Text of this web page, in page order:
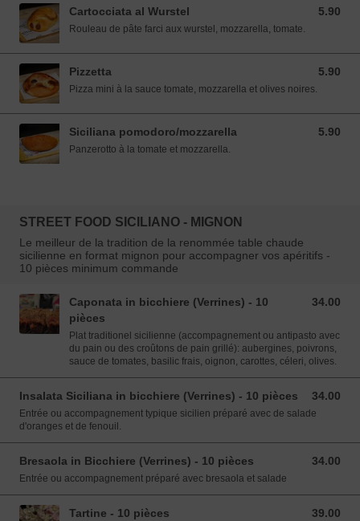
Cartocciata al Wurstel 5.90
5.90 EUR
Rouleau de pâte farci aux wurstel, mozzarella, tomate.
Pizzetta 5.90
5.90 EUR
Pizza mini à la sauce tomate, mozzarella et olives noires.
Siciliana pomodoro/mozzarella 5.90
5.90 EUR
Panzerotto à la tomate et mozzarella.
STREET FOOD SICILIANO - MIGNON
Le meilleur de la tradition de la renommée table chaude
sicilienne en format mignon pour accompagner vos apéritifs -
10 pièces minimum commande
Caponata in bicchiere (Verrines) - 10
pièces
34.00
34.00 EUR
Plat traditionel sicilienne (accompagnement ou antipasto avec
du pain ou des croûtons de pain grillé): aubergines, poivrons,
sauce de tomates, basilic frais, oignon, carottes, céleri, olives.
Insalata Siciliana in bicchiere (Verrines) - 10 pièces 34.00
34.00 EUR
Entrée ou accompagnement typique sicilien préparé avec de salade
d'oranges et de fenouil.
Bresaola in Bicchiere (Verrines) - 10 pièces 34.00
34.00 EUR
Entrée ou accompagnement préparé avec bresaola et salade
Tartine - 10 pièces 39.00
39.00 EUR